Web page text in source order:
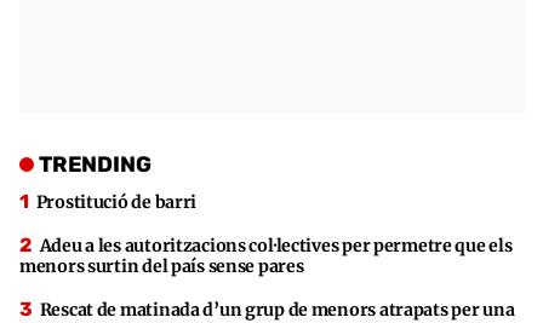
TRENDING
Prostitució de barri
Adeu a les autoritzacions col·lectives per permetre que els
menors surtin del país sense pares
Rescat de matinada d’un grup de menors atrapats per una